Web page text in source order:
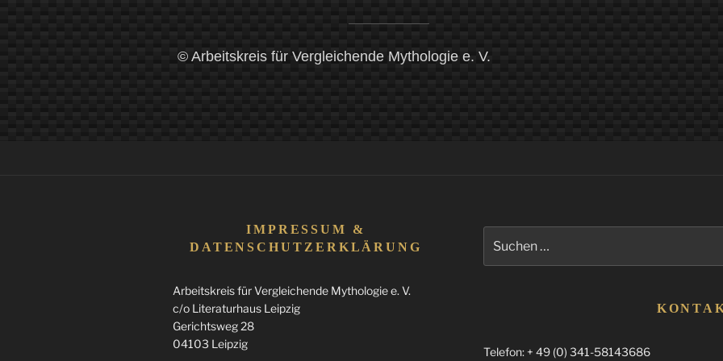
© Arbeitskreis für Vergleichende Mythologie e. V.
IMPRESSUM &
DATENSCHUTZERKLÄRUNG
Arbeitskreis für Vergleichende Mythologie e. V.
c/o Literaturhaus Leipzig
Gerichtsweg 28
04103 Leipzig
nach:
Telefon: + 49 (0) 341-58143686